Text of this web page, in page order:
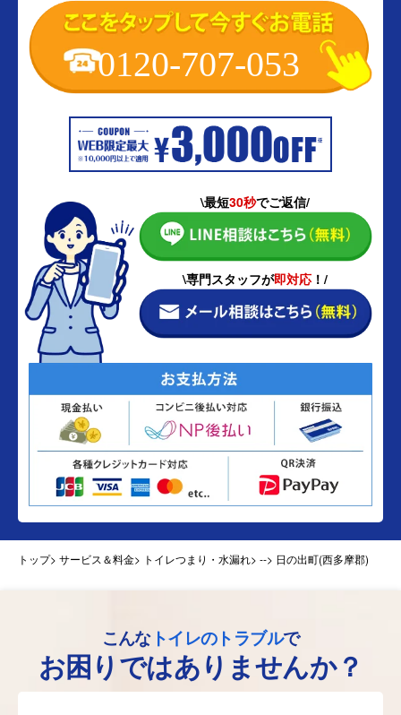
0120-707-053
\最短30秒でご返信/
\専門スタッフが即対応 ！/
トップ> サービス＆料金> トイレつまり・水漏れ> --> 日の出町(西多摩郡)
こんなトイレのトラブルで
お困りではありませんか？